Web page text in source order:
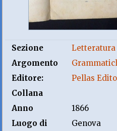
Sezione
Letteratura
Argomento
Editore:
Pellas
Collana
Anno
1866
Luogo di
Genova